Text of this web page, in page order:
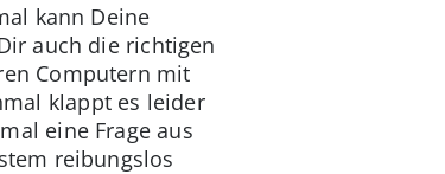
kann Deine
auch die richtigen
Computern mit
klappt es leider
eine Frage aus
reibungslos